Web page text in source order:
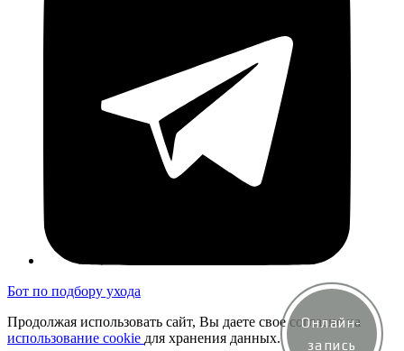
Онлайн-
запись
Бот по подбору ухода
Продолжая использовать сайт, Вы даете свое согласие на
использование cookie для хранения данных.